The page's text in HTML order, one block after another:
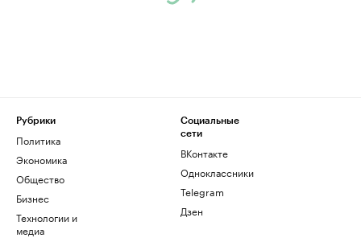
Рубрики
Политика
Экономика
Общество
Бизнес
Технологии и
медиа
Социальные
сети
ВКонтакте
Одноклассники
Telegram
Дзен